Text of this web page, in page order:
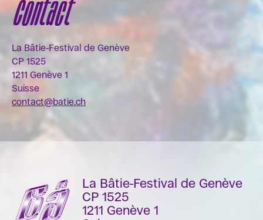
Contact
La Bâtie-Festival de Genève
CP 1525
1211 Genève 1
Suisse
contact@batie.ch
La Bâtie-Festival de Genève
CP 1525
1211 Genève 1